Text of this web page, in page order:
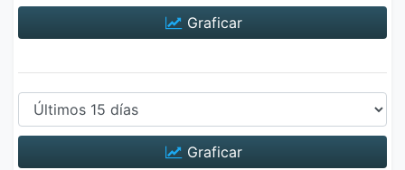
Graficar
Graficar